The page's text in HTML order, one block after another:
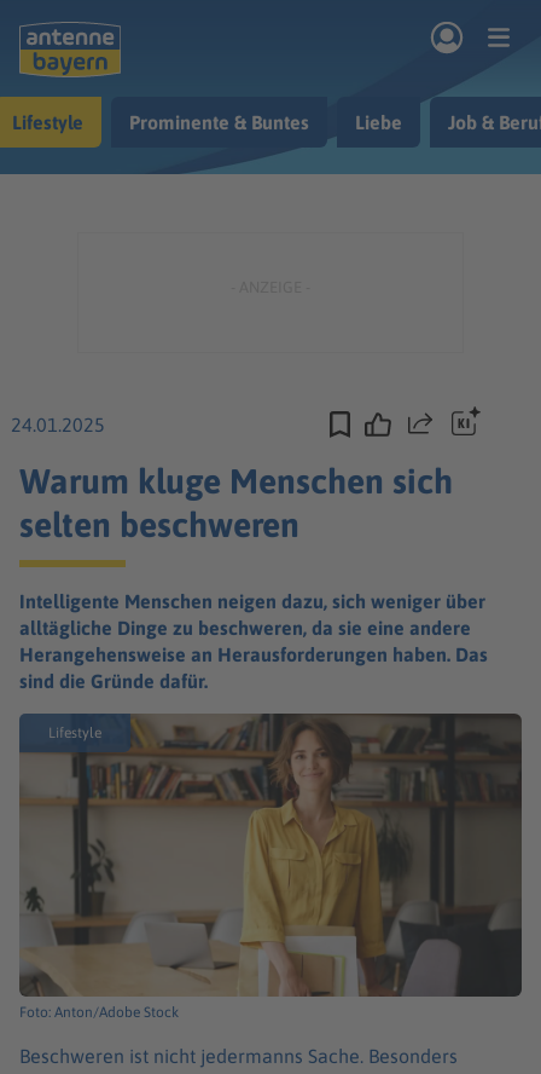
Musik & Radio Nachrichten Ratgeber
Lifestyle Prominente & Buntes Liebe Job &
24.01.2025 Teilen
Warum kluge Menschen sich
selten beschweren
Intelligente Menschen neigen dazu, sich weniger über
alltägliche Dinge zu beschweren, da sie eine andere
Herangehensweise an Herausforderungen haben. Das
sind die Gründe dafür.
Lifestyle
Foto: Anton/Adobe Stock
Beschweren ist nicht jedermanns Sache. Besonders